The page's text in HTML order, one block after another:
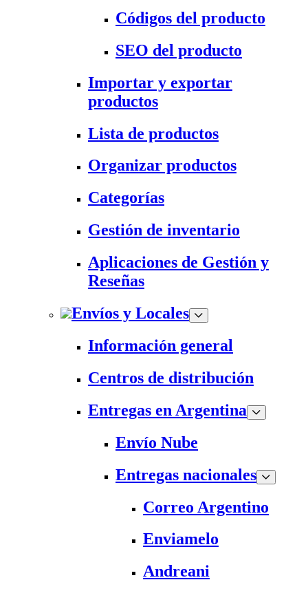
Códigos del producto
SEO del producto
Importar y exportar
productos
Lista de productos
Organizar productos
Categorías
Gestión de inventario
Aplicaciones de Gestión y
Reseñas
Envíos y Locales
Información general
Centros de distribución
Entregas en Argentina
Envío Nube
Entregas nacionales
Correo Argentino
Enviamelo
Andreani